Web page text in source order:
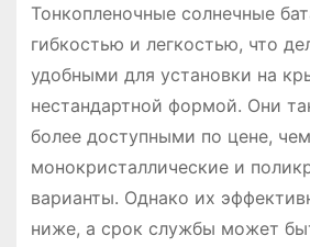
Тонкопленочные солнечные
гибкостью и легкостью, что
удобными для установки на
нестандартной формой. Они
более доступными по цене, чем
монокристаллические и
варианты. Однако их
ниже, а срок службы может